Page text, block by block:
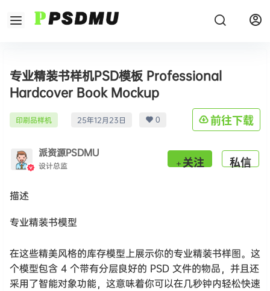
专业精装书样机PSD模板 Professional
Hardcover Book Mockup
印刷品样机 25年12月23日 0 前往下载
派资源PSDMU
设计总监 关注 私信
描述
专业精装书模型
在这些精美风格的库存模型上展示你的专业精装书样图。这
个模型包含 4 个带有分层良好的 PSD 文件的物品，并且还
采用了智能对象功能，这意味着你可以在几秒钟内轻松快速